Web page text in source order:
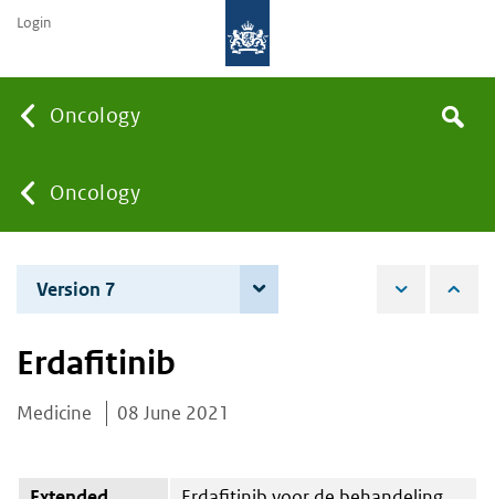
Oncology
You
are
here:
Oncology
the
Search
Login
Version 7
Erdafitinib
Medicine 08 June 2021